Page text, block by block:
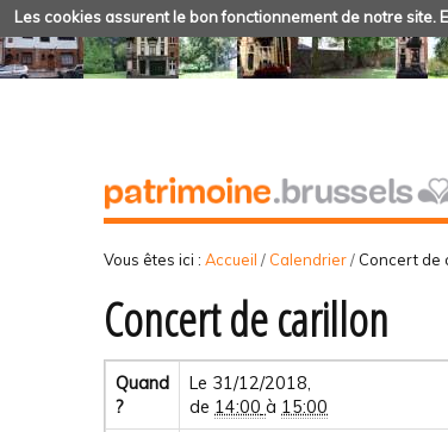
Les cookies assurent le bon fonctionnement de notre site.
Vous êtes ici : Accueil / Calendrier/ Concert de
Concert de carillon
Quand
?
Le 31/12/2018,
de 14:00 à 15:00